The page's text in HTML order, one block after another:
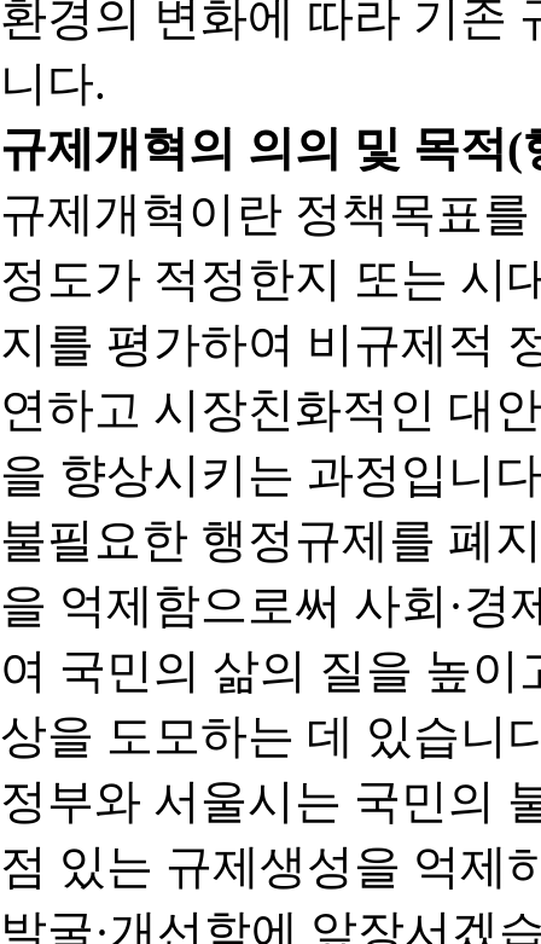
환경의 변화에 따라 기존
니다.
규제개혁의 의의 및 목적
규제개혁이란 정책목표
정도가 적정한지 또는 시
지를 평가하여 비규제적
연하고 시장친화적인 대
을 향상시키는 과정입니
불필요한 행정규제를 폐
을 억제함으로써 사회·경
여 국민의 삶의 질을 높
상을 도모하는 데 있습니
정부와 서울시는 국민의
점 있는 규제생성을 억제
발굴·개선함에 앞장서겠